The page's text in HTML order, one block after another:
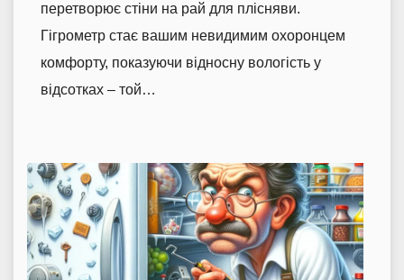
перетворює стіни на рай для плісняви.
Гігрометр стає вашим невидимим охоронцем
комфорту, показуючи відносну вологість у
відсотках – той…